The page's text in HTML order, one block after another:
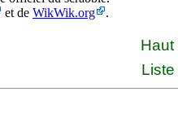
et de WikWik.org .
Haut